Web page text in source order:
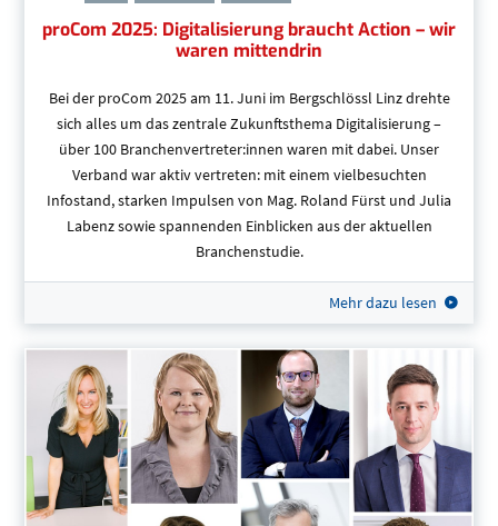
proCom 2025: Digitalisierung braucht Action – wir
waren mittendrin
Bei der proCom 2025 am 11. Juni im Bergschlössl Linz drehte
sich alles um das zentrale Zukunftsthema Digitalisierung –
über 100 Branchenvertreter:innen waren mit dabei. Unser
Verband war aktiv vertreten: mit einem vielbesuchten
Infostand, starken Impulsen von Mag. Roland Fürst und Julia
Labenz sowie spannenden Einblicken aus der aktuellen
Branchenstudie.
Mehr dazu lesen